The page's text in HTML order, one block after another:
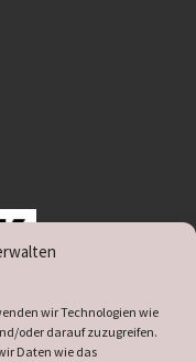
wir Technologien wie
oder darauf zuzugreifen.
Daten wie das